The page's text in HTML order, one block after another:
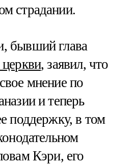
страдании.
бывший глава
церкви, заявил, что
мнение по
и теперь
поддержку, в том
Кэри, его